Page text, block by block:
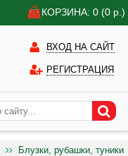
КОРЗИНА: 0 (0 р.)
ВХОД НА САЙТ
РЕГИСТРАЦИЯ
Блузки, рубашки, туники